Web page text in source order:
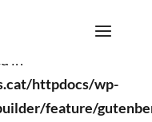
to parameter #1
in
httpdocs/wp-
feature/